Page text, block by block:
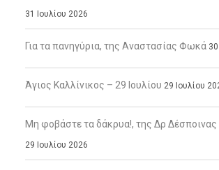
31 Ιουλίου 2026
Για τα πανηγύρια, της Αναστασίας Φωκά
Άγιος Καλλίνικος – 29 Ιουλίου 29 Ιουλίου
Μη φοβάστε τα δάκρυα!, της Δρ
29 Ιουλίου 2026